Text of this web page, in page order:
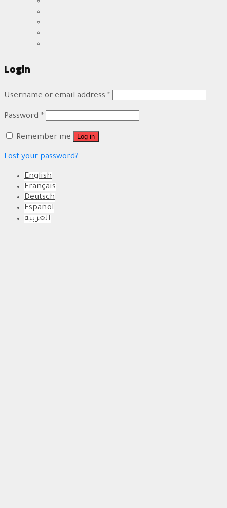
Login
Username or email address *
Password *
Remember me Log in
Lost your password?
English
Français
Deutsch
Español
العربية